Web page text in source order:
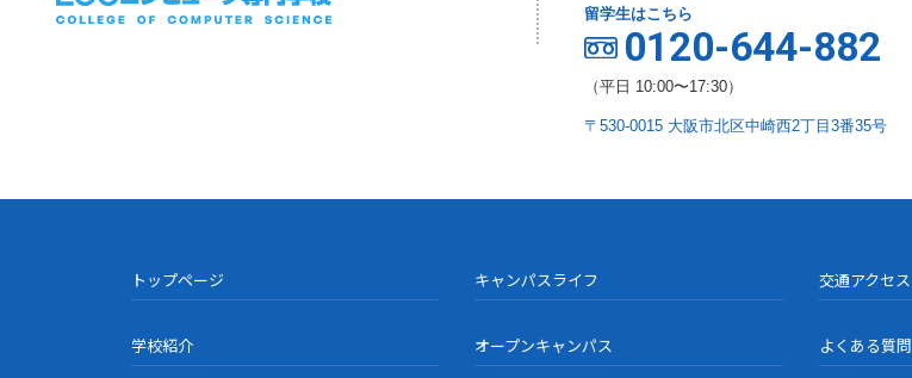
留学生はこちら
0120-644-882
（平日 10:00〜17:30）
〒530-0015 大阪市北区中崎西2丁目3番35号
トップページ
学校紹介
キャンパスライフ
オープンキャンパス
交通アクセス
よくある質問